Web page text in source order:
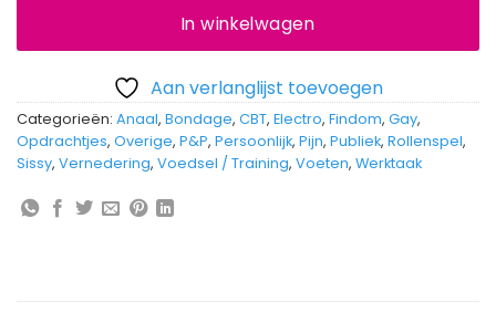
In winkelwagen
Aan verlanglijst toevoegen
Categorieën: Anaal, Bondage, CBT, Electro, Findom, Gay,
Opdrachtjes, Overige, P&P, Persoonlijk, Pijn, Publiek, Rollenspel,
Sissy, Vernedering, Voedsel / Training, Voeten, Werktaak